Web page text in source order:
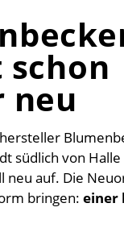
KONTAKT
neu
südlich von
neu auf. Die
bringen: einer